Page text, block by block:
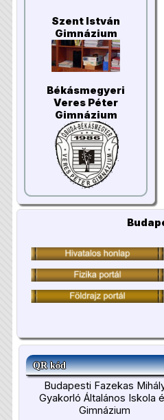
Szent István
Gimnázium
Békásmegyeri
Veres Péter
Gimnázium
QR kód
Budapesti Fazekas
Gyakorló Általános Iskola
Gimnázium